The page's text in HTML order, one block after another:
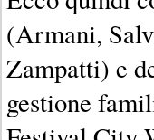
(Armani,
Zampatti) e
gestione